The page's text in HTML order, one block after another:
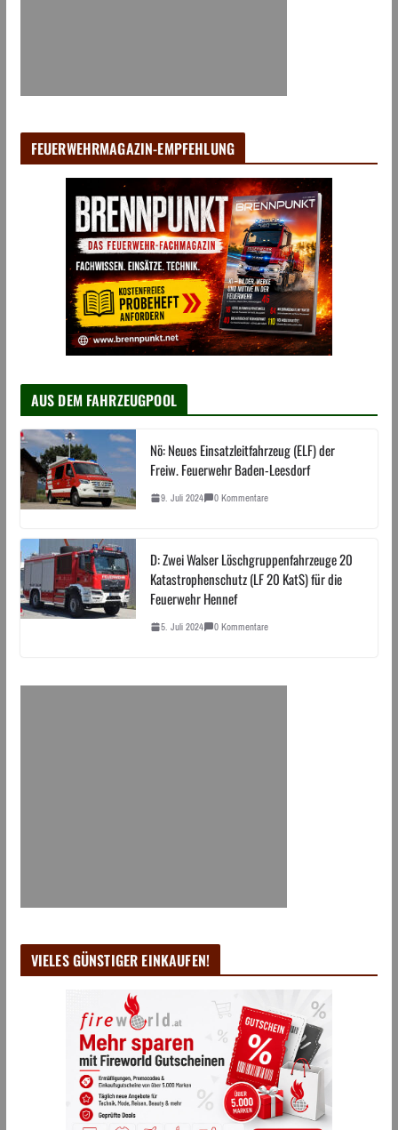
FEUERWEHRMAGAZIN-EMPFEHLUNG
AUS DEM FAHRZEUGPOOL
Nö: Neues Einsatzleitfahrzeug (ELF) der
Freiw. Feuerwehr Baden-Leesdorf
9. Juli 2024 0 Kommentare
D: Zwei Walser Löschgruppenfahrzeuge 20
Katastrophenschutz (LF 20 KatS) für die
Feuerwehr Hennef
5. Juli 2024 0 Kommentare
VIELES GÜNSTIGER EINKAUFEN!